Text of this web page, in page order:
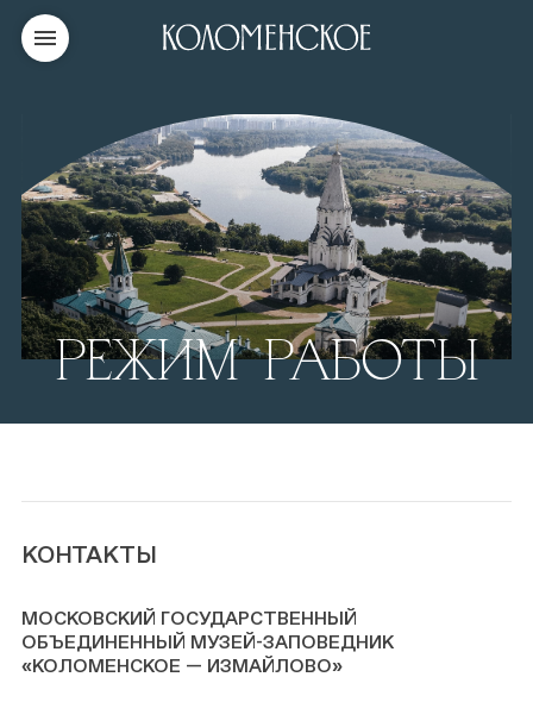
РЕЖИМ РАБОТЫ
КОНТАКТЫ
МОСКОВСКИЙ ГОСУДАРСТВЕННЫЙ
ОБЪЕДИНЕННЫЙ МУЗЕЙ-ЗАПОВЕДНИК
«КОЛОМЕНСКОЕ — ИЗМАЙЛОВО»